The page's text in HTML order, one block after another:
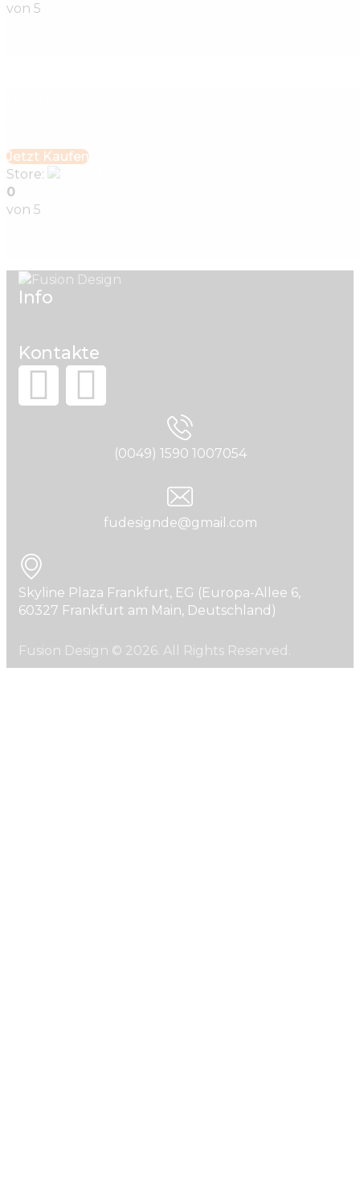
von 5
Jetzt Kaufen
Store:
0
von 5
Info
Kontakte
(0049) 1590 1007054
fudesignde@gmail.com
Skyline Plaza Frankfurt, EG (Europa-Allee 6,
60327 Frankfurt am Main, Deutschland)
Fusion Design © 2026. All Rights Reserved.